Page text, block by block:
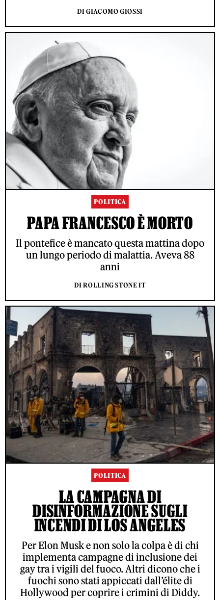
DI GIACOMO GIOSSI
POLITICA
PAPA FRANCESCO È MORTO
Il pontefice è mancato questa mattina dopo
un lungo periodo di malattia. Aveva 88
anni
DI ROLLING STONE IT
POLITICA
LA CAMPAGNA DI
DISINFORMAZIONE SUGLI
INCENDI DI LOS ANGELES
Per Elon Musk e non solo la colpa è di chi
implementa campagne di inclusione dei
gay tra i vigili del fuoco. Altri dicono che i
fuochi sono stati appiccati dall’élite di
Hollywood per coprire i crimini di Diddy.